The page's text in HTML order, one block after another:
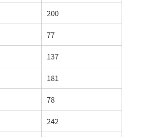
200
77
137
181
78
242